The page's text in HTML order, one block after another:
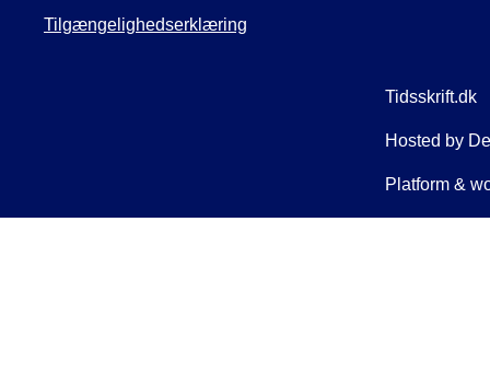
Tilgængelighedserklæring